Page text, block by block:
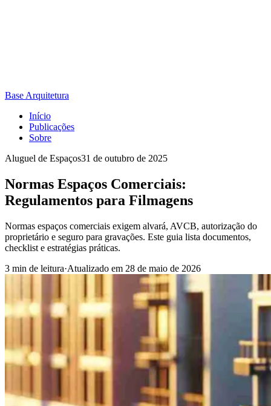
Base Arquitetura
Início
Publicações
Sobre
Aluguel de Espaços31 de outubro de 2025
Normas Espaços Comerciais:
Regulamentos para Filmagens
Normas espaços comerciais exigem alvará, AVCB, autorização do
proprietário e seguro para gravações. Este guia lista documentos,
checklist e estratégias práticas.
3 min de leitura·Atualizado em 28 de maio de 2026